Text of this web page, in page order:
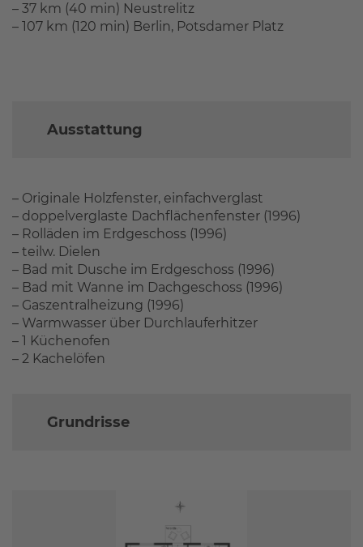
– 37 km (40 min) Neustrelitz
– 107 km (120 min) Berlin, Potsdamer Platz
Ausstattung
– Originale Holzfenster, einfachverglast
– doppelverglaste Dachflächenfenster (1996)
– Rolläden im Erdgeschoss (1996)
– teilw. Dielen
– Bad mit Dusche im Erdgeschoss (1996)
– Bad mit Wanne im Dachgeschoss (1996)
– Gaszentralheizung (1996)
– Warmwasser über Durchlauferhitzer
– 1 Küchenofen
– 2 Kachelöfen
Grundrisse